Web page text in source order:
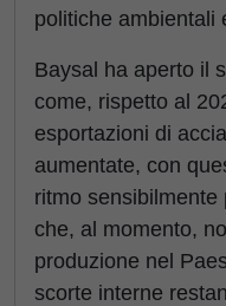
politiche ambientali
Baysal ha aperto il
come, rispetto al
esportazioni di
aumentate, con
ritmo
che, al momento,
produzione nel
scorte interne